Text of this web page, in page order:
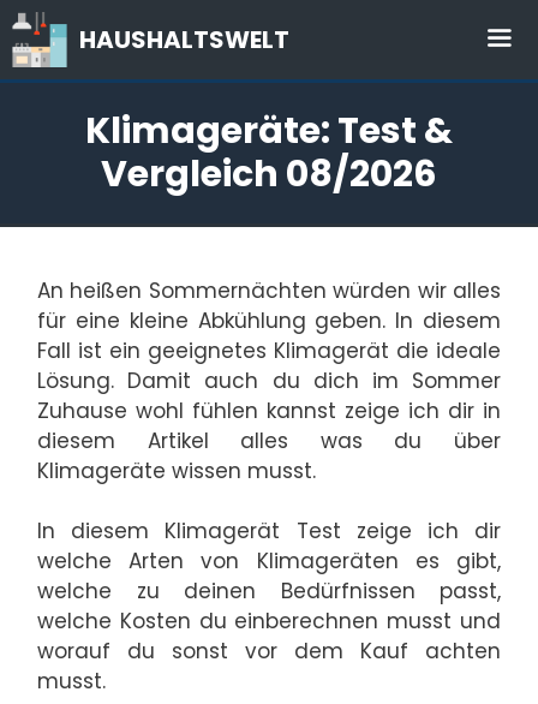
Zum
Inhalt
springen
HAUSHALTSWELT
Klimageräte: Test &
Vergleich 08/2026
An heißen Sommernächten würden wir alles
für eine kleine Abkühlung geben. In diesem
Fall ist ein geeignetes Klimagerät die ideale
Lösung. Damit auch du dich im Sommer
Zuhause wohl fühlen kannst zeige ich dir in
diesem Artikel alles was du über
Klimageräte wissen musst.
In diesem Klimagerät Test zeige ich dir
welche Arten von Klimageräten es gibt,
welche zu deinen Bedürfnissen passt,
welche Kosten du einberechnen musst und
worauf du sonst vor dem Kauf achten
musst.